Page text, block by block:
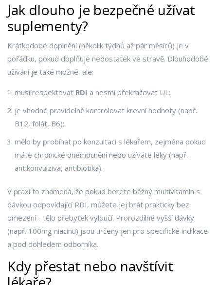
Jak dlouho je bezpečné užívat
suplementy?
Krátkodobé doplnění (několik týdnů až pár měsíců) je v
pořádku, pokud doplňuje nedostatek ve stravě. Dlouhodobé
užívání je také možné, ale:
musí respektovat RDI a nesmí překračovat UL;
je vhodné pravidelně kontrolovat krevní hodnoty (např.
B12, folát, B6);
mělo by probíhat po konzultaci s lékařem, zejména pokud
máte chronické onemocnění nebo užíváte léky (např.
antikonvulziva, antibiotika).
V praxi to znamená, že pokud berete běžný multivitamín s
dávkou odpovídající RDI, můžete jej brát prakticky bez
omezení - tělo přebytek vyloučí. Prorozdílné vyšší dávky
(např. 100mg niacinu) jsou určeny jen pro specifické indikace
a pod dohledem odborníka.
Kdy přestat nebo navštívit